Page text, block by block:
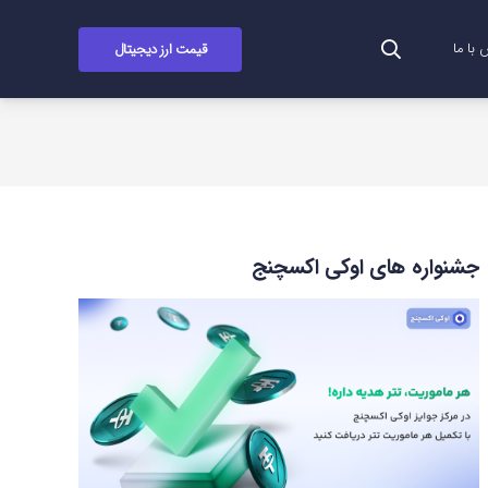
با ما قیمت ارز دیجیتال
جشنواره های اوکی اکسچنج